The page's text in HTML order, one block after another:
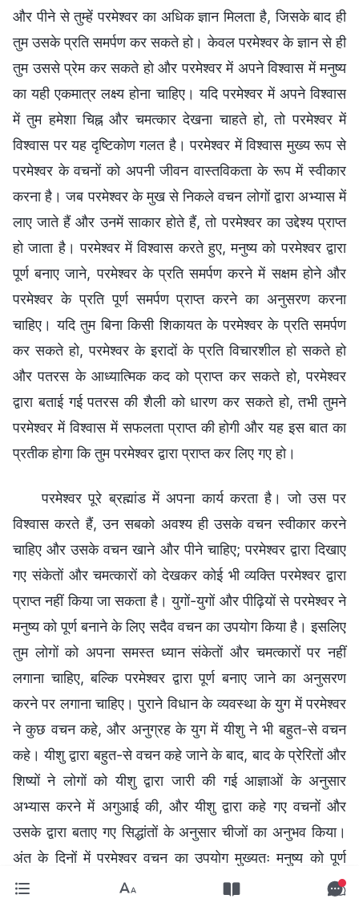
और पीने से तुम्हें परमेश्वर का अधिक ज्ञान मिलता है, जिसके बाद ही
तुम उसके प्रति समर्पण कर सकते हो। केवल परमेश्वर के ज्ञान से ही
तुम उससे प्रेम कर सकते हो और परमेश्वर में अपने विश्वास में मनुष्य
का यही एकमात्र लक्ष्य होना चाहिए। यदि परमेश्वर में अपने विश्वास
में तुम हमेशा चिह्न और चमत्कार देखना चाहते हो, तो परमेश्वर में
विश्वास पर यह दृष्टिकोण गलत है। परमेश्वर में विश्वास मुख्य रूप से
परमेश्वर के वचनों को अपनी जीवन वास्तविकता के रूप में स्वीकार
करना है। जब परमेश्वर के मुख से निकले वचन लोगों द्वारा अभ्यास में
लाए जाते हैं और उनमें साकार होते हैं, तो परमेश्वर का उद्देश्य प्राप्त
हो जाता है। परमेश्वर में विश्वास करते हुए, मनुष्य को परमेश्वर द्वारा
पूर्ण बनाए जाने, परमेश्वर के प्रति समर्पण करने में सक्षम होने और
परमेश्वर के प्रति पूर्ण समर्पण प्राप्त करने का अनुसरण करना
चाहिए। यदि तुम बिना किसी शिकायत के परमेश्वर के प्रति समर्पण
कर सकते हो, परमेश्वर के इरादों के प्रति विचारशील हो सकते हो
और पतरस के आध्यात्मिक कद को प्राप्त कर सकते हो, परमेश्वर
द्वारा बताई गई पतरस की शैली को धारण कर सकते हो, तभी तुमने
परमेश्वर में विश्वास में सफलता प्राप्त की होगी और यह इस बात का
प्रतीक होगा कि तुम परमेश्वर द्वारा प्राप्त कर लिए गए हो।
परमेश्वर पूरे ब्रह्मांड में अपना कार्य करता है। जो उस पर
विश्वास करते हैं, उन सबको अवश्य ही उसके वचन स्वीकार करने
चाहिए और उसके वचन खाने और पीने चाहिए; परमेश्वर द्वारा दिखाए
गए संकेतों और चमत्कारों को देखकर कोई भी व्यक्ति परमेश्वर द्वारा
प्राप्त नहीं किया जा सकता है। युगों-युगों और पीढ़ियों से परमेश्वर ने
मनुष्य को पूर्ण बनाने के लिए सदैव वचन का उपयोग किया है। इसलिए
तुम लोगों को अपना समस्त ध्यान संकेतों और चमत्कारों पर नहीं
लगाना चाहिए, बल्कि परमेश्वर द्वारा पूर्ण बनाए जाने का अनुसरण
करने पर लगाना चाहिए। पुराने विधान के व्यवस्था के युग में परमेश्वर
ने कुछ वचन कहे, और अनुग्रह के युग में यीशु ने भी बहुत-से वचन
कहे। यीशु द्वारा बहुत-से वचन कहे जाने के बाद, बाद के प्रेरितों और
शिष्यों ने लोगों को यीशु द्वारा जारी की गई आज्ञाओं के अनुसार
अभ्यास करने में अगुआई की, और यीशु द्वारा कहे गए वचनों और
उसके द्वारा बताए गए सिद्धांतों के अनुसार चीजों का अनुभव किया।
अंत के दिनों में परमेश्वर वचन का उपयोग मुख्यतः मनुष्य को पूर्ण
बनाने के लिए करता है। वह मनुष्य को जबरन आश्वस्त करने के लिए